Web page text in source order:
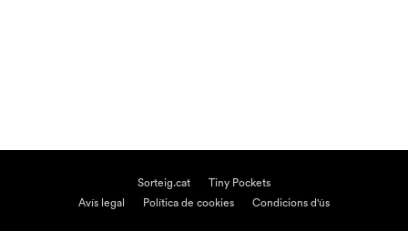
Sorteig.cat
Tiny Pockets
Avís legal
Política de cookies Condicions d'ús